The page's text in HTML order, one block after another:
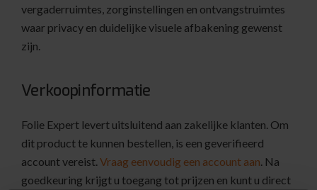
vergaderruimtes, zorginstellingen en ontvangstruimtes
waar privacy en duidelijke visuele afbakening gewenst
zijn.
Verkoopinformatie
Folie Expert levert uitsluitend aan zakelijke klanten. Om
dit product te kunnen bestellen, is een geverifieerd
account vereist.Vraag eenvoudig een account aan. Na
goedkeuring krijgt u toegang tot prijzen en kunt u direct